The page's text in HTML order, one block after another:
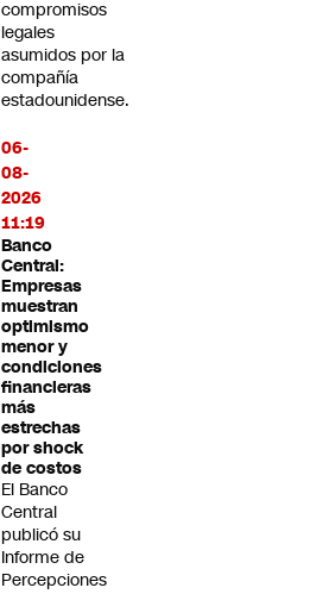
compromisos
legales
asumidos por la
compañía
estadounidense.
06-
08-
2026
11:19
Banco
Central:
Empresas
muestran
optimismo
menor y
condiciones
financieras
más
estrechas
por shock
de costos
El Banco
Central
publicó su
Informe de
Percepciones